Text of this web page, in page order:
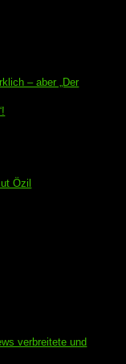
– aber „Der
Özil
verbreitete und